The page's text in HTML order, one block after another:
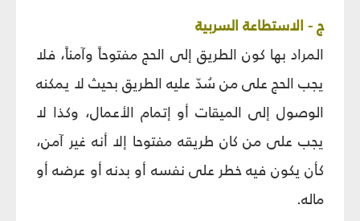
ج - الاستطاعة السربية
المراد بها كون الطريق إلى الحج مفتوحاً وآمناً، فلا
يجب الحج على من سُدّ عليه الطريق بحيث لا يمكنه
الوصول إلى الميقات أو إتمام الأعمال، وكذا لا
يجب على من كان طريقه مفتوحا إلا أنه غير آمن،
كأن يكون فيه خطر على نفسه أو بدنه أو عرضه أو
ماله.